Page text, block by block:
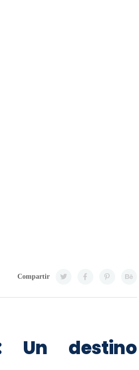
Compartir
Un destino